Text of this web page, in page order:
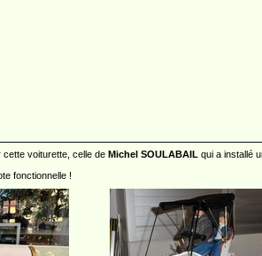
voiturette, celle de Michel SOULABAIL qui a installé
fonctionnelle !